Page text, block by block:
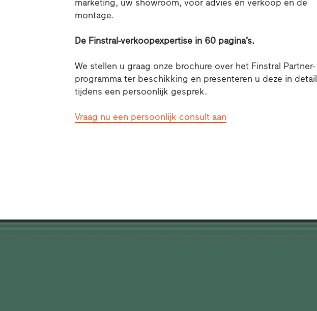
marketing, uw showroom, voor advies en verkoop en de
montage.
De Finstral-verkoopexpertise in 60 pagina’s.
We stellen u graag onze brochure over het Finstral Partner-
programma ter beschikking en presenteren u deze in detail
tijdens een persoonlijk gesprek.
Vraag nu een persoonlijk consult aan